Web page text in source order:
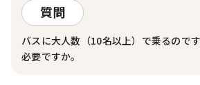
質問
バスに大人数（10名以上）で乗るので
必要ですか。